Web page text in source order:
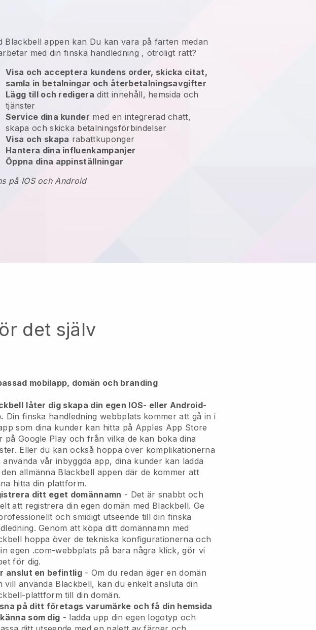
Blackbell appen kan Du kan vara på farten medan
med din finska handledning , otroligt rätt?
Visa och acceptera kundens order, skicka citat,
samla in betalningar och återbetalningsavgifter
Lägg till och redigera ditt innehåll, hemsida och
tjänster
Service dina kunder med en integrerad chatt,
skapa och skicka betalningsförbindelser
Visa och skapa rabattkuponger
Hantera dina influenkampanjer
Öppna dina appinställningar
på IOS och Android
det själv
mobilapp, domän och branding
låter dig skapa din egen IOS- eller Android-
Din finska handledning webbplats kommer att gå in i
som dina kunder kan hitta på Apples App Store
på Google Play och från vilka de kan boka dina
Eller du kan också hoppa över komplikationerna
använda vår inbyggda app, dina kunder kan ladda
allmänna Blackbell appen där de kommer att
hitta din plattform.
ditt eget domännamn - Det är snabbt och
att registrera din egen domän med Blackbell. Ge
och smidigt utseende till din finska
Genom att köpa ditt domännamn med
hoppa över de tekniska konfigurationerna och
egen .com-webbplats på bara några klick, gör vi
för dig.
anslut en befintlig - Om du redan äger en domän
vill använda Blackbell, kan du enkelt ansluta din
plattform till din domän.
på ditt företags varumärke och få din hemsida
som dig - ladda upp din egen logotyp och